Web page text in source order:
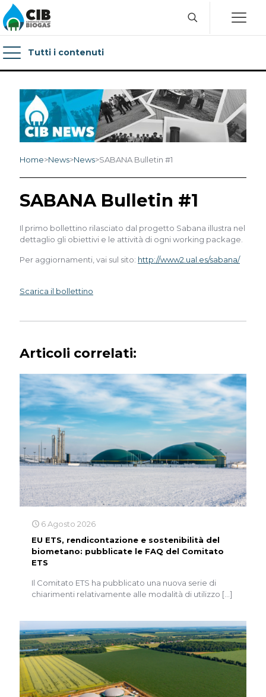
Tutti i contenuti
Home>News>News>SABANA Bulletin #1
SABANA Bulletin #1
Il primo bollettino rilasciato dal progetto Sabana illustra nel
dettaglio gli obiettivi e le attività di ogni working package.
Per aggiornamenti, vai sul sito: http://www2.ual.es/sabana/
Scarica il bollettino
Articoli correlati:
6 Agosto 2026
EU ETS, rendicontazione e sostenibilità del
biometano: pubblicate le FAQ del Comitato
ETS
Il Comitato ETS ha pubblicato una nuova serie di
chiarimenti relativamente alle modalità di utilizzo […]